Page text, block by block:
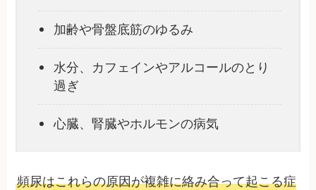
加齢や骨盤底筋のゆるみ
水分、カフェインやアルコールのとり
過ぎ
心臓、腎臓やホルモンの病気
頻尿はこれらの原因が複雑に絡み合って起こる症